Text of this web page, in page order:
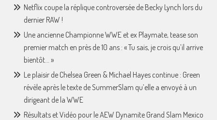
Netflix coupe la réplique controversée de Becky Lynch lors du
dernier RAW !
Une ancienne Championne WWE et ex Playmate, tease son
premier match en près de 10 ans : « Tu sais, je crois qu’il arrive
bientôt… »
Le plaisir de Chelsea Green & Michael Hayes continue : Green
révèle après le texte de SummerSlam qu’elle a envoyé à un
dirigeant de la WWE
Résultats et Vidéo pour le AEW Dynamite Grand Slam Mexico